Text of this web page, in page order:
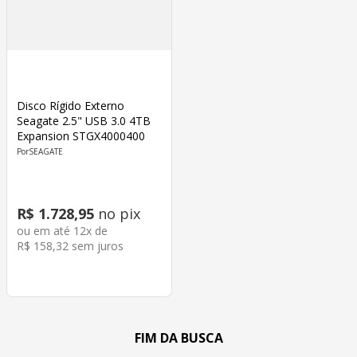
Disco Rígido Externo
Seagate 2.5" USB 3.0 4TB
Expansion STGX4000400
SEAGATE
R$ 1.728,95 no pix
ou em até 12x de
R$ 158,32 sem juros